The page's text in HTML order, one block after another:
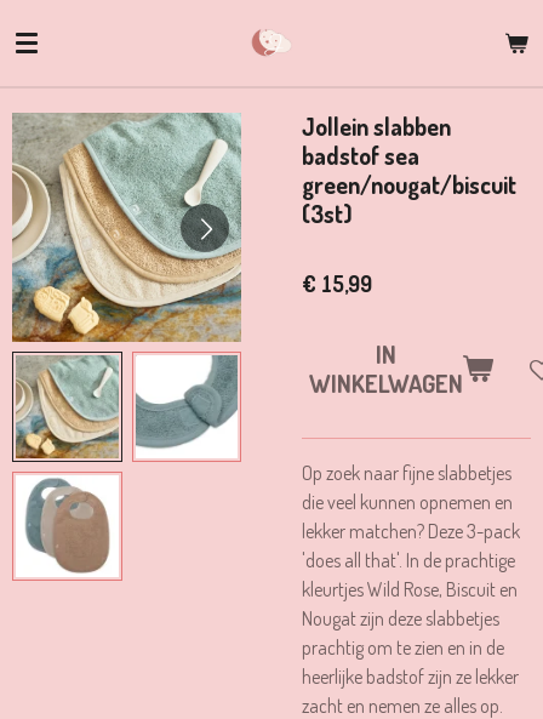
direct
de
hoofdinhoud
Jollein slabben
badstof sea
green/nougat/biscuit
(3st)
€ 15,99
IN
WINKELWAGEN
Op zoek naar fijne slabbetjes
die veel kunnen opnemen en
lekker matchen? Deze 3-pack
'does all that'. In de prachtige
kleurtjes Wild Rose, Biscuit en
Nougat zijn deze slabbetjes
prachtig om te zien en in de
heerlijke badstof zijn ze lekker
zacht en nemen ze alles op.